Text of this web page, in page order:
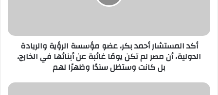
ر
أكد المستشار أحمد بكر، عضو مؤسسة الرؤية والريادة
الدولية، أن مصر لم تكن يومًا غائبة عن أبنائها في الخارج،
بل كانت وستظل سندًا وظهرًا لهم